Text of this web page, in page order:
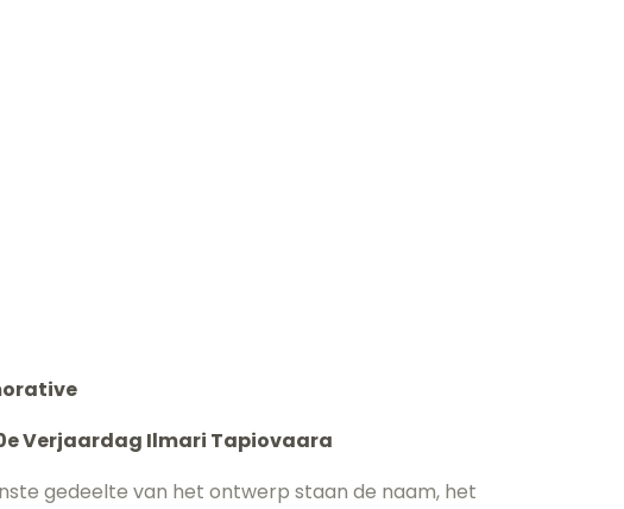
Verjaardag Ilmari Tapiovaara
gedeelte van het ontwerp staan de naam, het